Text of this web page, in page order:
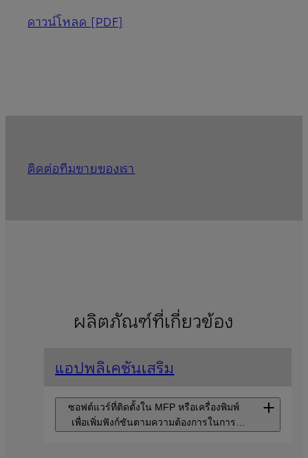
ดาวน์โหลด[PDF]
ติดต่อทีมขายของเรา
ผลิตภัณฑ์ที่เกี่ยวข้อง
แอปพลิเคชันเสริม
ซอฟต์แวร์ที่ติดตั้งใน MFP หรือเครื่องพิมพ์
เพื่อเพิ่มฟังก์ชันตามความต้องการในการ